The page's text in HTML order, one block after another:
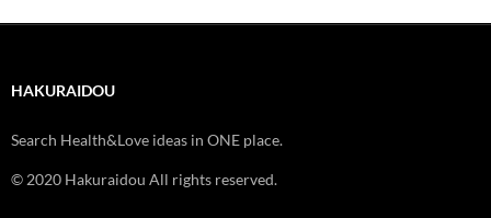
HAKURAIDOU
Search Health&Love ideas in ONE place.
© 2020 Hakuraidou All rights reserved.